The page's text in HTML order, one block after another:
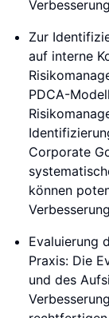
Zur
auf interne
PDCA-
Corporate
können
Evaluierung
Praxis: Die
und des